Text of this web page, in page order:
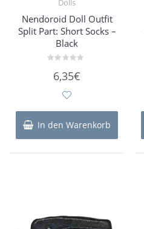
Nendoroid Doll Outfit
Split Part: Short Socks –
Black
mit6,35€
In den Warenkorb